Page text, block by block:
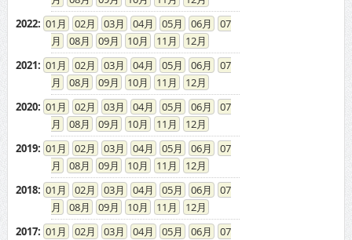
2022: 01 02 03 04 05 06
07
08
09 10 11
12
2021: 01 02 03 04 05 06
07
08
09 10 11
12
2020: 01 02 03 04 05 06
07
08
09 10 11
12
2019: 01 02 03 04 05 06
07
08
09 10 11
12
2018: 01 02 03 04 05 06
07
08
09 10 11
12
2017: 01 02 03 04 05 06
07